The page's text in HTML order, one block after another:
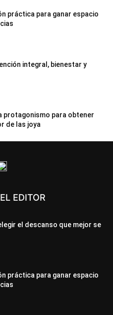
práctica para ganar espacio
integral, bienestar y
protagonismo para obtener
de las joya
EDITOR
el descanso que mejor se
práctica para ganar espacio